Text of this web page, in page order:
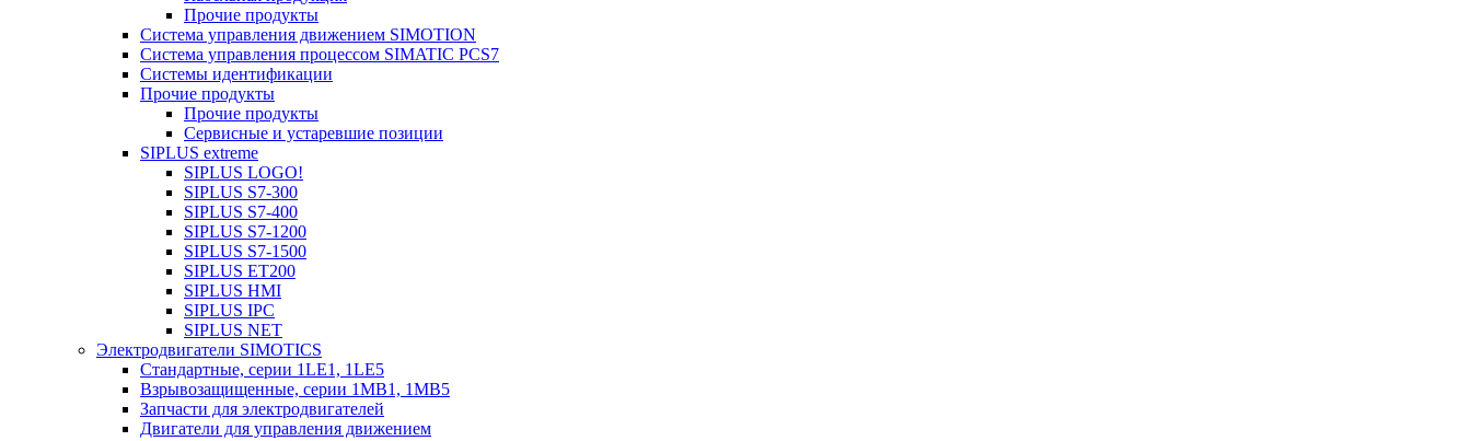
Прочие продукты
Система управления движением SIMOTION
Система управления процессом SIMATIC PCS7
Системы идентификации
Прочие продукты
Прочие продукты
Сервисные и устаревшие позиции
SIPLUS extreme
SIPLUS LOGO!
SIPLUS S7-300
SIPLUS S7-400
SIPLUS S7-1200
SIPLUS S7-1500
SIPLUS ET200
SIPLUS HMI
SIPLUS IPC
SIPLUS NET
Электродвигатели SIMOTICS
Стандартные, серии 1LE1, 1LE5
Взрывозащищенные, серии 1MB1, 1MB5
Запчасти для электродвигателей
Двигатели для управления движением